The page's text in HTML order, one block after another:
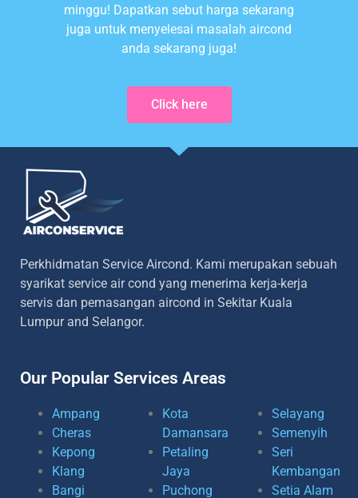
minggu! Dapatkan sebut harga sekarang
juga untuk menyelesai masalah aircond
anda sekarang juga!
Click here
Perkhidmatan Service Aircond. Kami merupakan sebuah
syarikat service air cond yang menerima kerja-kerja
servis dan pemasangan aircond in Sekitar Kuala
Lumpur and Selangor.
Our Popular Services Areas
Ampang
Cheras
Kepong
Klang
Bangi
Kota
Damansara
Petaling
Jaya
Puchong
Selayang
Semenyih
Seri
Kembangan
Setia Alam